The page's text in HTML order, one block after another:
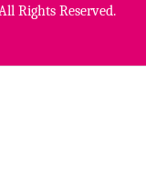
Rights Reserved.